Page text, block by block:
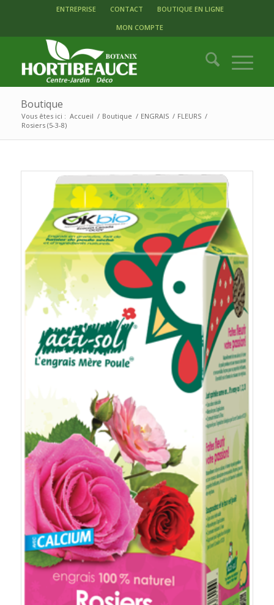
ENTREPRISE CONTACT
BOUTIQUE EN LIGNE
MON COMPTE
Boutique
Vous êtes ici : Accueil / Boutique / ENGRAIS / FLEURS /
Rosiers (5-3-8)